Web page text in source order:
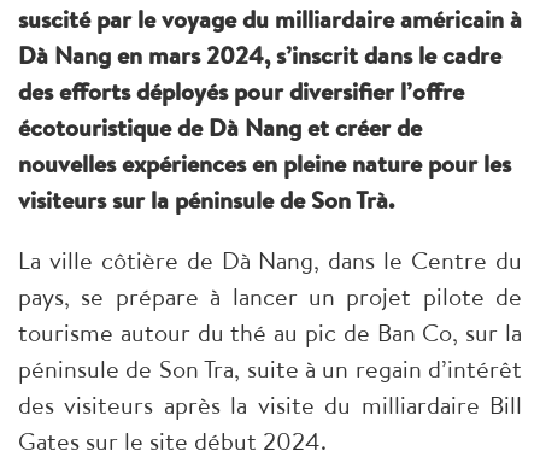
suscité par le voyage du milliardaire américain à
Dà Nang en mars 2024, s’inscrit dans le cadre
des efforts déployés pour diversifier l’offre
écotouristique de Dà Nang et créer de
nouvelles expériences en pleine nature pour les
visiteurs sur la péninsule de Son Trà.
La ville côtière de Dà Nang, dans le Centre du
pays, se prépare à lancer un projet pilote de
tourisme autour du thé au pic de Ban Co, sur la
péninsule de Son Tra, suite à un regain d’intérêt
des visiteurs après la visite du milliardaire Bill
Gates sur le site début 2024.